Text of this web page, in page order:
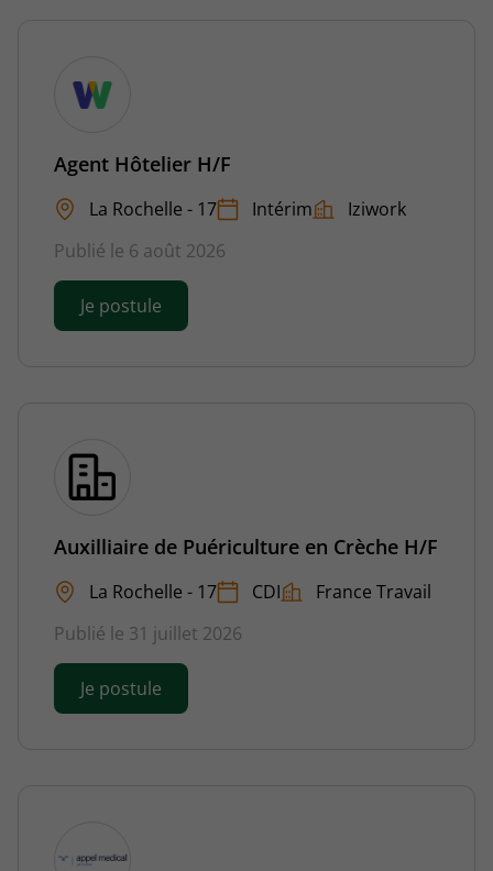
Agent Hôtelier H/F
La Rochelle - 17 Intérim
Iziwork
Publié le 6 août 2026
Je postule
Auxilliaire de Puériculture en Crèche H/F
La Rochelle - 17 CDI
France Travail
Publié le 31 juillet 2026
Je postule